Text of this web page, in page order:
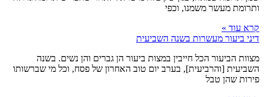
ותרומת מעשר משמנו, וכפי
קרא עוד »
דיני ביעור מעשרות בשנה השביעית
מצוות הביעור הכל חייבין במצות ביעור הן גברים והן נשים. בשנה
השביעית [והרביעית], בערב יום טוב האחרון של פסח, וכל מי שברשותו
פירות שהן טבל